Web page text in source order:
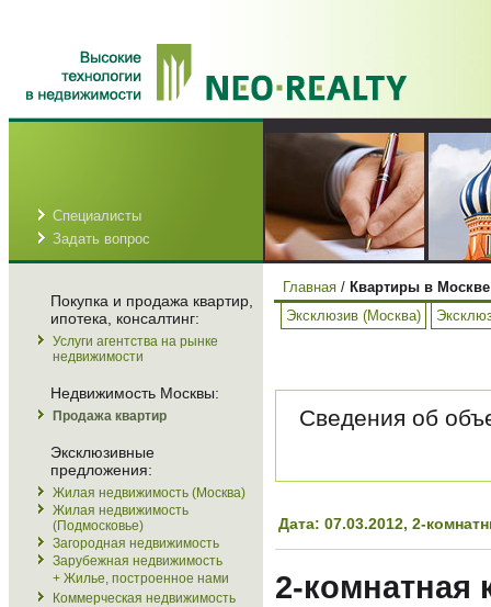
Специалисты
Задать вопрос
Покупка и продажа квартир,
ипотека, консалтинг:
Услуги агентства на рынке
недвижимости
Недвижимость Москвы:
Продажа квартир
Эксклюзивные
предложения:
Жилая недвижимость (Москва)
Жилая недвижимость
(Подмосковье)
Загородная недвижимость
Зарубежная недвижимость
+ Жилье, построенное нами
Коммерческая недвижимость
Главная / Квартиры в
Эксклюзив (Москва)
Сведения об
Дата: 07.03.2012, 2-
2-комнатная